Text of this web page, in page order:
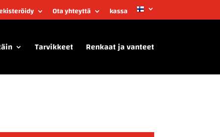
Ota yhteyttä kassa
Tarvikkeet Renkaat ja vanteet